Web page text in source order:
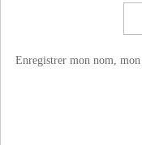
Enregistrer mon nom,